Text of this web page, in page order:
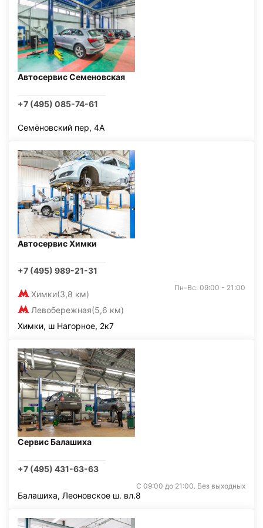
Автосервис Семеновская
+7 (495) 085-74-61
Семёновский пер, 4А
Автосервис Химки
+7 (495) 989-21-31
Химки(3,8 км)
Левобережная(5,6 км)
Пн-Вс: 09:00 - 21:00
Химки, ш Нагорное, 2к7
Сервис Балашиха
+7 (495) 431-63-63
С 09:00 до 21:00. Без выходных
Балашиха, Леоновское ш. вл.8